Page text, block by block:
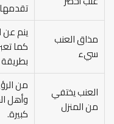
تقدمها
مذاق العنب
سيء
ينم عن
كما
العنب يختفي
من المنزل
من
وأهل
كبيرة.